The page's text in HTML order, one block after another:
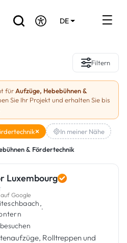
DE
Filtern
fürAufzüge, Hebebühnen &
Sie Ihr Projekt und erhalten Sie bis
In meiner Nähe
& Fördertechnik
Luxembourg
Google
·
Rolltreppen und